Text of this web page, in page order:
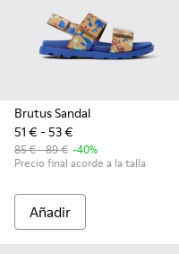
Brutus Sandal
51 € - 53 €
85 € - 89 € -40%
Precio final acorde a la talla
Añadir